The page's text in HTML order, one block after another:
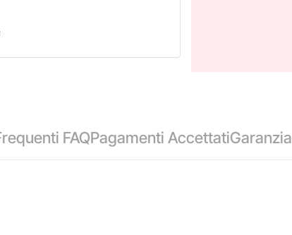
FAQPagamenti AccettatiGaranzia